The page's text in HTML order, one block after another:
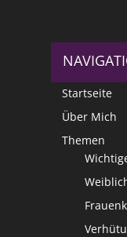
Startseite
Über Mich
Themen